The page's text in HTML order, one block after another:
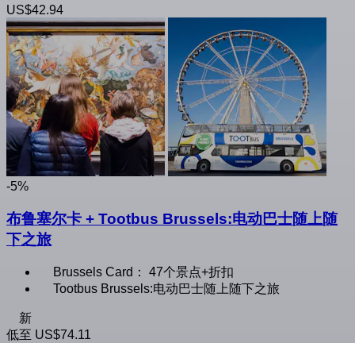
US$42.94
-5%
布鲁塞尔卡 + Tootbus Brussels:电动巴士随上随
下之旅
Brussels Card： 47个景点+折扣
Tootbus Brussels:电动巴士随上随下之旅
新
低至 US$74.11